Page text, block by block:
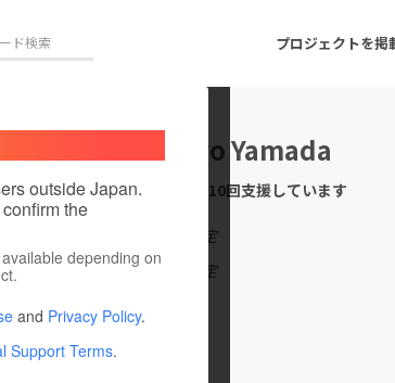
プロジェクトを掲
ロジェクト 注目のリターン 注目の新
ト・写真
ノロジー・ガジェット
・映画
outside Japan.
the
depending on
and Privacy Policy.
Support Terms.
Takehiro Yamada
これまでに10回支援しています
在住国：未設定
出身国：未設定